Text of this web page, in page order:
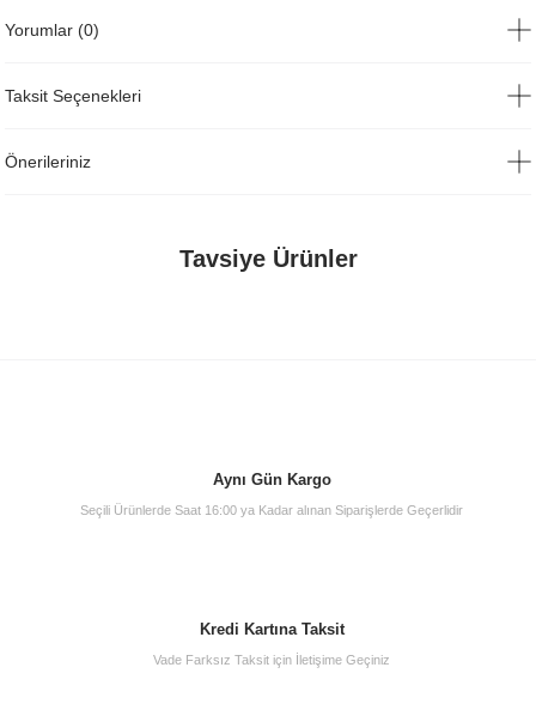
Yorumlar (0)
Taksit Seçenekleri
Önerileriniz
Tavsiye Ürünler
Aynı Gün Kargo
Seçili Ürünlerde Saat 16:00 ya Kadar alınan Siparişlerde Geçerlidir
Kredi Kartına Taksit
Vade Farksız Taksit için İletişime Geçiniz